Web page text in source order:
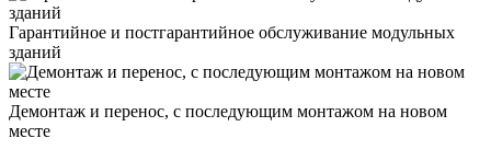
Гарантийное и постгарантийное обслуживание модульных
зданий
Демонтаж и перенос, с последующим монтажом на новом
месте